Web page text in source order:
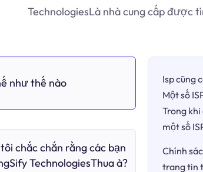
TechnologiesLà nhà cung cấp được
như thế nào
chắc chắn rằng các bạn
TechnologiesThua à?
Isp cũng
Một số
Trong
một số
Chính
trang tin